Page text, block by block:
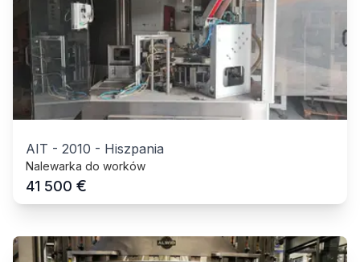
AIT - 2010 - Hiszpania
Nalewarka do worków
41 500 €